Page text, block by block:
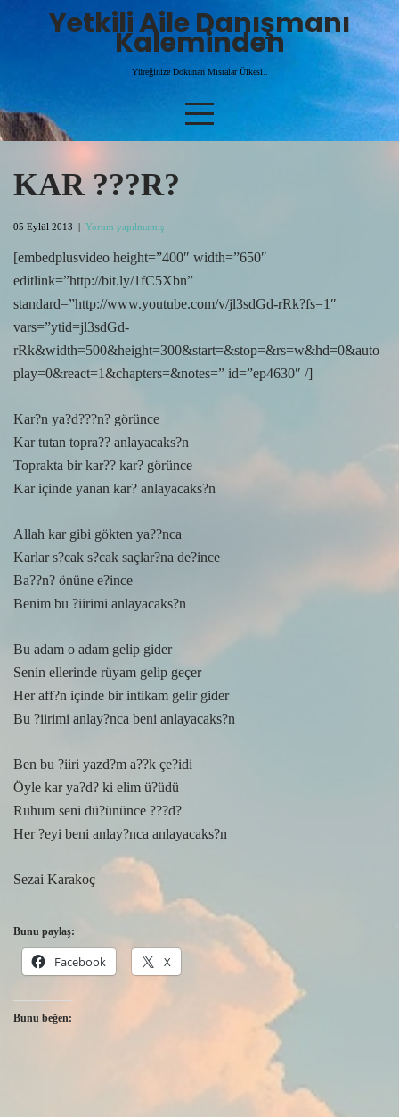
Yetkili Aile Danışmanı
Kaleminden
Yüreğinize Dokunan Mısralar Ülkesi..
KAR ???R?
05 Eylül 2013 | Yorum yapılmamış
[embedplusvideo height=”400″ width=”650″
editlink=”http://bit.ly/1fC5Xbn”
standard=”http://www.youtube.com/v/jl3sdGd-rRk?fs=1″
vars=”ytid=jl3sdGd-
rRk&width=500&height=300&start=&stop=&rs=w&hd=0&auto
play=0&react=1&chapters=&notes=” id=”ep4630″ /]
Kar?n ya?d???n? görünce
Kar tutan topra?? anlayacaks?n
Toprakta bir kar?? kar? görünce
Kar içinde yanan kar? anlayacaks?n
Allah kar gibi gökten ya??nca
Karlar s?cak s?cak saçlar?na de?ince
Ba??n? önüne e?ince
Benim bu ?iirimi anlayacaks?n
Bu adam o adam gelip gider
Senin ellerinde rüyam gelip geçer
Her aff?n içinde bir intikam gelir gider
Bu ?iirimi anlay?nca beni anlayacaks?n
Ben bu ?iiri yazd?m a??k çe?idi
Öyle kar ya?d? ki elim ü?üdü
Ruhum seni dü?ününce ???d?
Her ?eyi beni anlay?nca anlayacaks?n
Sezai Karakoç
Bunu paylaş:
Facebook X
Bunu beğen: